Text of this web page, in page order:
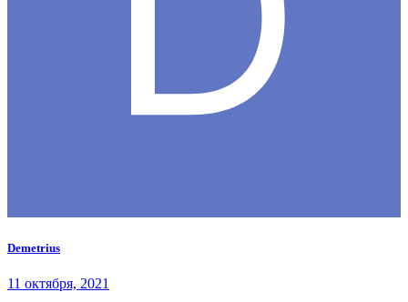
Demetrius
11 октября, 2021